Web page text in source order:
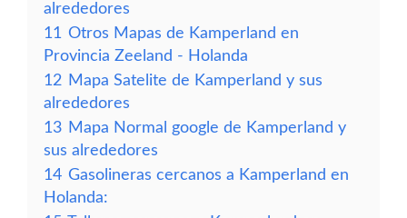
alrededores
11 Otros Mapas de Kamperland en
Provincia Zeeland - Holanda
12 Mapa Satelite de Kamperland y sus
alrededores
13 Mapa Normal google de Kamperland y
sus alrededores
14 Gasolineras cercanos a Kamperland en
Holanda: